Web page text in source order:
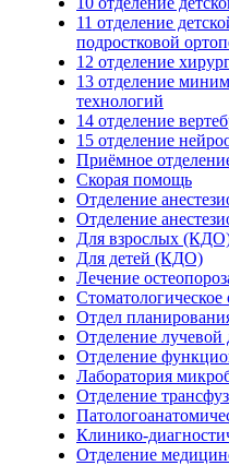
11 отделение
подростковой
12 отделение
13 отделение
технологий
14 отделение
15 отделение
Приёмное
Скорая помощь
Отделение
Отделение
Для взрослых
Для детей (КДО)
Лечение
Стоматологическое
Отдел
Отделение лучевой
Отделение
Лаборатория
Отделение
Клинико-
Отделение